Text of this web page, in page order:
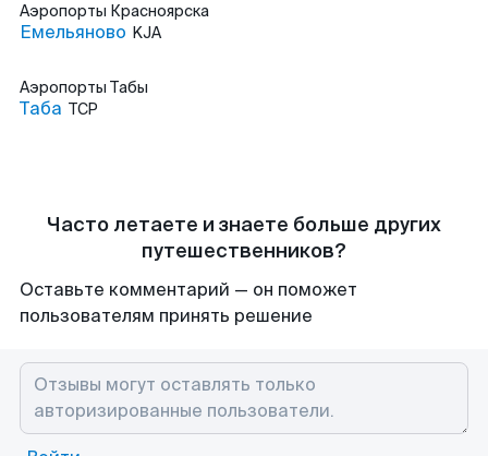
Аэропорты Красноярска
Емельяново KJA
Аэропорты Табы
Таба TCP
Часто летаете и знаете больше других
путешественников?
Оставьте комментарий — он поможет
пользователям принять решение